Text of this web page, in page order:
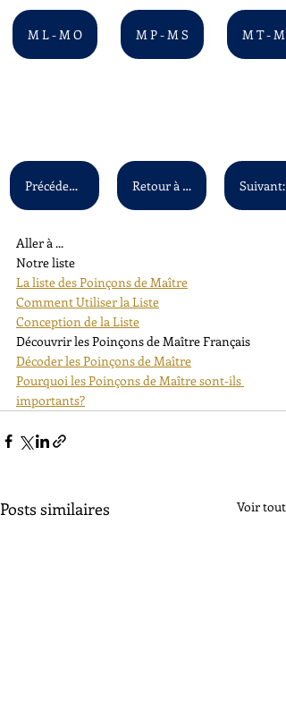
M L - M O M P - M S M T - M
Précédent: L A - L Z Retour à la liste principale
Aller à ...
Notre liste
La liste des Poinçons de Maître
Comment Utiliser la Liste
Conception de la Liste
Découvrir les Poinçons de Maître Français
Décoder les Poinçons de Maître
Pourquoi les Poinçons de Maître sont-ils
importants?
Posts similaires Voir tout